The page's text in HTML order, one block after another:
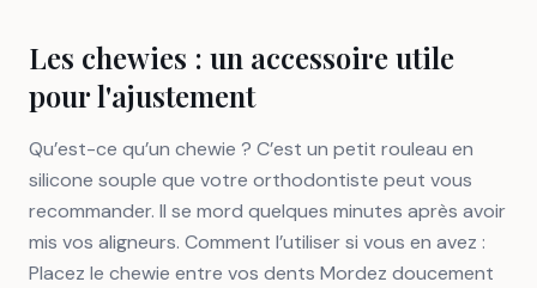
Les chewies : un accessoire utile
pour l'ajustement
Qu’est-ce qu’un chewie ? C’est un petit rouleau en
silicone souple que votre orthodontiste peut vous
recommander. Il se mord quelques minutes après avoir
mis vos aligneurs. Comment l’utiliser si vous en avez :
Placez le chewie entre vos dents Mordez doucement